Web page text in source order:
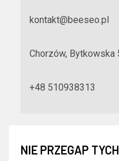
kontakt@beeseo.pl
Chorzów, Bytkowska
+48 510938313
NIE PRZEGAP